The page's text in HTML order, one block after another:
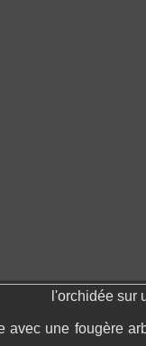
sur une
avec une fougère